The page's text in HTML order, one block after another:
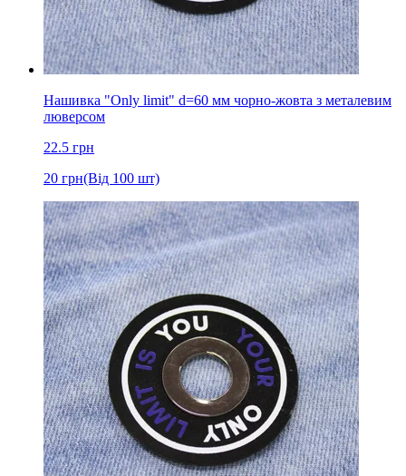
Нашивка "Only limit" d=60 мм чорно-жовта з металевим
люверсом
22.5 грн
20 грн(Від 100 шт)